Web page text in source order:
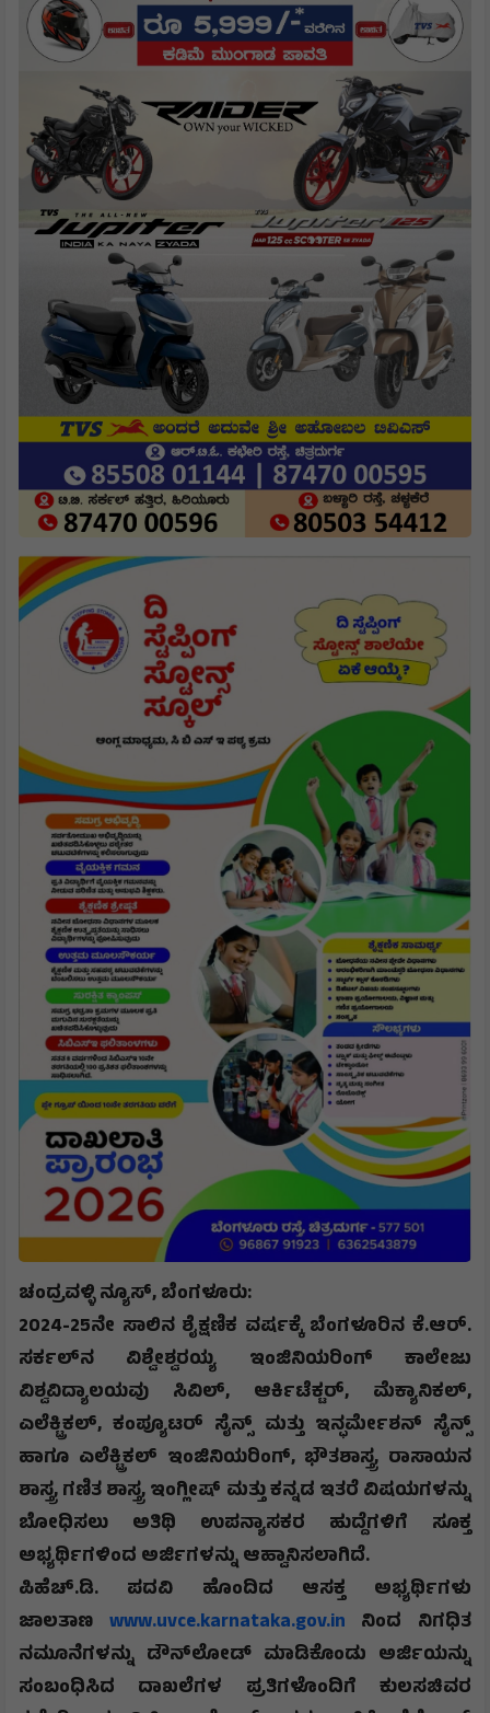
ಚಂದ್ರವಳ್ಳಿ ನ್ಯೂಸ್, ಬೆಂಗಳೂರು:
2024-25ನೇ ಸಾಲಿನ ಶೈಕ್ಷಣಿಕ ವರ್ಷಕ್ಕೆ ಬೆಂಗಳೂರಿನ ಕೆ.ಆರ್.
ಸರ್ಕಲ್‍ನ ವಿಶ್ವೇಶ್ವರಯ್ಯ ಇಂಜಿನಿಯರಿಂಗ್ ಕಾಲೇಜು
ವಿಶ್ವವಿದ್ಯಾಲಯವು ಸಿವಿಲ್, ಆರ್ಕಿಟೆಕ್ಟರ್, ಮೆಕ್ಯಾನಿಕಲ್,
ಎಲೆಕ್ಟ್ರಿಕಲ್,ಕಂಪ್ಯೂಟರ್ ಸೈನ್ಸ್ ಮತ್ತು ಇನ್ಫರ್ಮೇಶನ್ ಸೈನ್ಸ್
ಹಾಗೂ ಎಲೆಕ್ಟ್ರಿಕಲ್ ಇಂಜಿನಿಯರಿಂಗ್, ಭೌತಶಾಸ್ತ್ರ, ರಾಸಾಯನ
ಶಾಸ್ತ್ರ,ಗಣಿತ ಶಾಸ್ತ್ರ,ಇಂಗ್ಲೀಷ್ ಮತ್ತು ಕನ್ನಡ ಇತರೆ ವಿಷಯಗಳನ್ನು
ಬೋಧಿಸಲು ಅತಿಥಿ ಉಪನ್ಯಾಸಕರ ಹುದ್ದೆಗಳಿಗೆ ಸೂಕ್ತ
ಅಭ್ಯರ್ಥಿಗಳಿಂದ ಅರ್ಜಿಗಳನ್ನು ಆಹ್ವಾನಿಸಲಾಗಿದೆ.
ಪಿಹೆಚ್.ಡಿ. ಪದವಿ ಹೊಂದಿದ ಆಸಕ್ತ ಅಭ್ಯರ್ಥಿಗಳು
ಜಾಲತಾಣ www.uvce.karnataka.gov.in ನಿಂದ ನಿಗಧಿತ
ನಮೂನೆಗಳನ್ನು ಡೌನ್‍ಲೋಡ್ ಮಾಡಿಕೊಂಡು ಅರ್ಜಿಯನ್ನು
ಸಂಬಂಧಿಸಿದ ದಾಖಲೆಗಳ ಪ್ರತಿಗಳೊಂದಿಗೆ ಕುಲಸಚಿವರ